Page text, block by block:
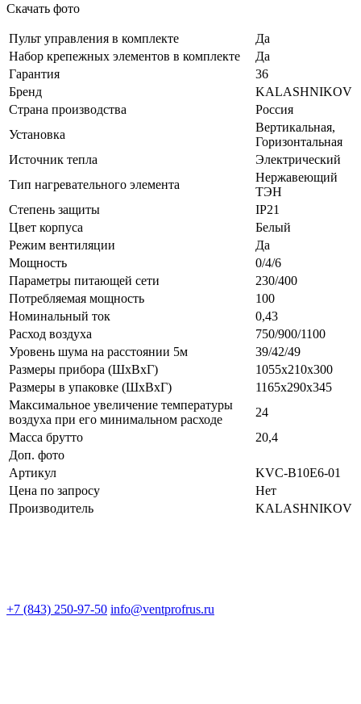
Скачать фото
Пульт управления в комплекте
Да
Набор крепежных элементов в комплекте
Да
Гарантия
36
Бренд
KALASHNIKOV
Страна производства
Россия
Установка
Вертикальная,
Горизонтальная
Источник тепла
Электрический
Тип нагревательного элемента
Нержавеющий
ТЭН
Степень защиты
IP21
Цвет корпуса
Белый
Режим вентиляции
Да
Мощность
0/4/6
Параметры питающей сети
230/400
Потребляемая мощность
100
Номинальный ток
0,43
Расход воздуха
750/900/1100
Уровень шума на расстоянии 5м
39/42/49
Размеры прибора (ШхВхГ)
1055х210х300
Размеры в упаковке (ШхВхГ)
1165х290х345
Максимальное увеличение температуры
воздуха при его минимальном расходе
24
Масса брутто
20,4
Доп. фото
Артикул
KVС-B10E6-01
Цена по запросу
Нет
Производитель
KALASHNIKOV
+7 (843) 250-97-50 info@ventprofrus.ru